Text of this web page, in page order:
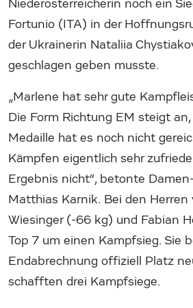
Niederösterreicherin noch ein
Fortunio (ITA) in der
der Ukrainerin Nataliia
geschlagen geben musste.
„Marlene hat sehr gute
Die Form Richtung EM steigt
Medaille hat es noch nicht
Kämpfen eigentlich sehr
Ergebnis nicht“, betonte
Matthias Karnik. Bei den
Wiesinger (-66 kg) und Fabian
Top 7 um einen Kampfsieg. Sie
Endabrechnung offiziell Platz
schafften drei Kampfsiege.